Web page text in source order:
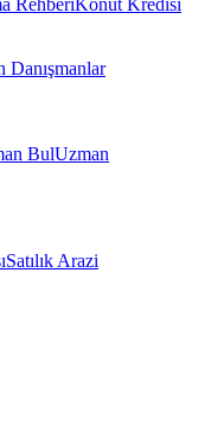
RehberiKonut Kredisi
Danışmanlar
BulUzman
Satılık Arazi